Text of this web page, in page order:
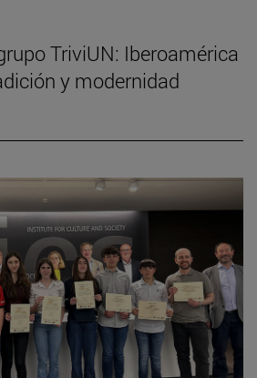
TriviUN: Iberoamérica
y modernidad